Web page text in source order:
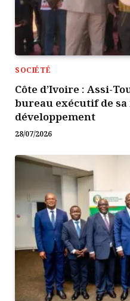
SOCIÉTÉ
Côte d’Ivoire : Assi-
bureau exécutif de
développement
28/07/2026